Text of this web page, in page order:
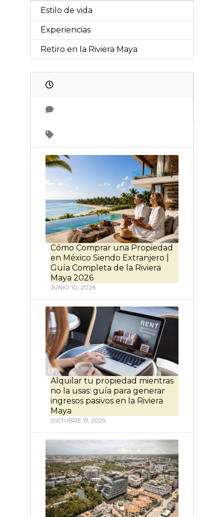
Estilo de vida
Experiencias
Retiro en la Riviera Maya
Cómo Comprar una Propiedad
en México Siendo Extranjero |
Guía Completa de la Riviera
Maya 2026
JUNIO 10, 2026
Alquilar tu propiedad mientras
no la usas: guía para generar
ingresos pasivos en la Riviera
Maya
OCTUBRE 17, 2025